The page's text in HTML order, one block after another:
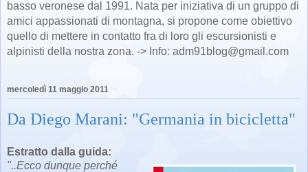
basso veronese dal 1991. Nata per iniziativa di un gruppo di
amici appassionati di montagna, si propone come obiettivo
quello di mettere in contatto fra di loro gli escursionisti e
alpinisti della nostra zona. -> Info: adm91blog@gmail.com
mercoledì 11 maggio 2011
Da Diego Marani: "Germania in bicicletta"
Estratto dalla guida:
"..Ecco dunque perché